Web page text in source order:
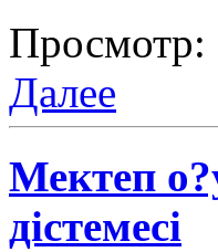
Просмотр:
Далее
Мектеп
дістемесі